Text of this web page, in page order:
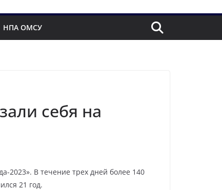
НПА ОМСУ
себя на
2023». В течение трех дней более 140
21 год.